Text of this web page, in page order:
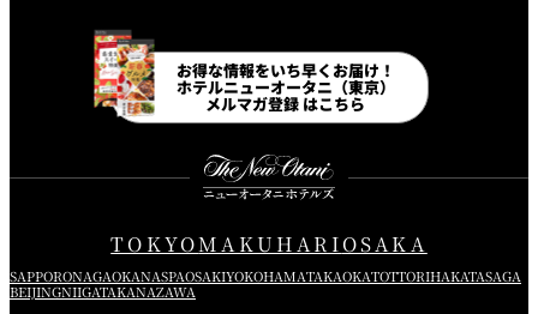
お得な情報をいち早くお届け！
ホテルニューオータニ（東京）
メルマガ登録 はこちら
TOKYOMAKUHARIOSAKA
SAPPORONAGAOKANASPAOSAKIYOKOHAMATAKAOKATOTTORIHAKATASAGA
BEIJINGNIIGATAKANAZAWA